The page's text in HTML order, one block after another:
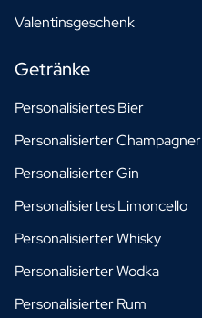
Valentinsgeschenk
Getränke
Personalisiertes Bier
Personalisierter Champagner
Personalisierter Gin
Personalisiertes Limoncello
Personalisierter Whisky
Personalisierter Wodka
Personalisierter Rum